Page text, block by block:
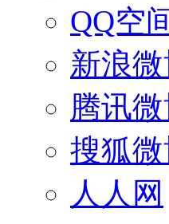
QQ空
新浪
腾讯
搜狐
人人网